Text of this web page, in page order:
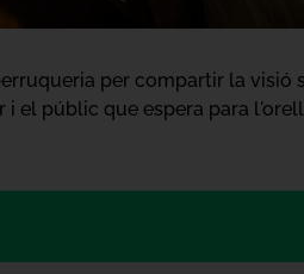
per compartir la
el públic que espera para